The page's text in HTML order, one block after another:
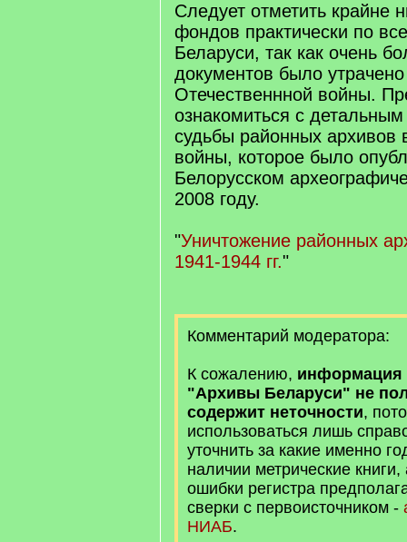
Следует отметить крайне
фондов практически по
Беларуси, так как очень
документов было
Отечественнной войны.
ознакомиться с
судьбы районных
войны, которое было
Белорусском
2008 году.
"Уничтожение районных
1941-1944 гг."
Комментарий модератора:
К сожалению, информация
"Архивы Беларуси" не
содержит неточности,
использоваться лишь
уточнить за какие именно
наличии метрические
ошибки регистра
сверки с первоисточником -
НИАБ.